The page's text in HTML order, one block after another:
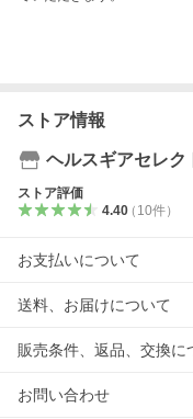
ストア情報
ヘルスギアセレク
ストア評価
4.40（ 10件）
お支払いについて
送料、お届けについて
販売条件、返品、交換に
お問い合わせ